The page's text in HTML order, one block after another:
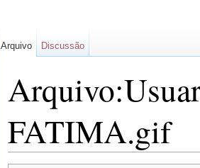
FATIMA.gif
Arquivo Discussão